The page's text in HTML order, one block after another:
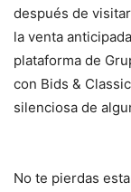
después de
la venta
plataforma de
con Bids &
silenciosa de
No te pierdas